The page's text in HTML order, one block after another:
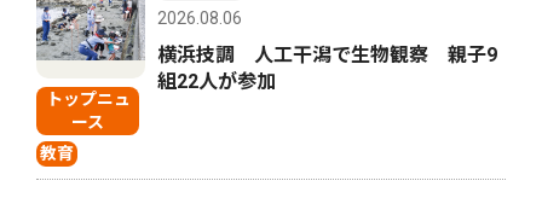
トップニュ
ース
教育
2026.08.06
横浜技調 人工干潟で生物観察 親子9
組22人が参加